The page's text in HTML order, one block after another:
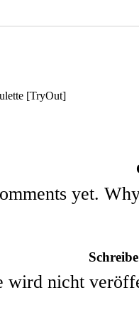
[TryOut]
yet.
wird nicht